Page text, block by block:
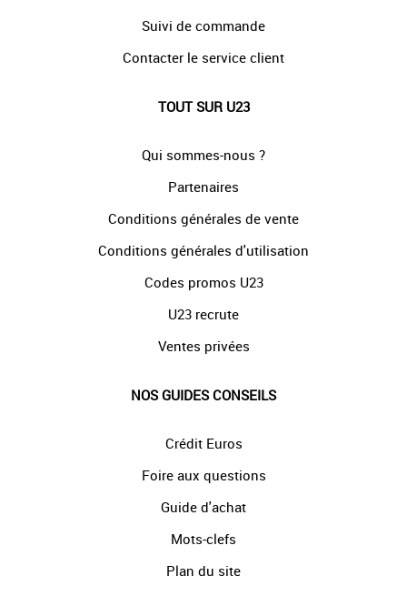
Suivi de commande
Contacter le service client
TOUT SUR U23
Qui sommes-nous ?
Partenaires
Conditions générales de vente
Conditions générales d'utilisation
Codes promos U23
U23 recrute
Ventes privées
NOS GUIDES CONSEILS
Crédit Euros
Foire aux questions
Guide d'achat
Mots-clefs
Plan du site